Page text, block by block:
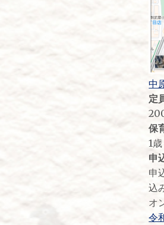
中
定
保
1
申
申
込
オ
令